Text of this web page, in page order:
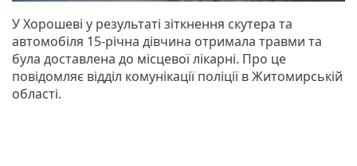
У Хорошеві у результаті зіткнення скутера та
автомобіля 15-річна дівчина отримала травми та
була доставлена до місцевої лікарні. Про це
повідомляє відділ комунікації поліції в Житомирській
області.